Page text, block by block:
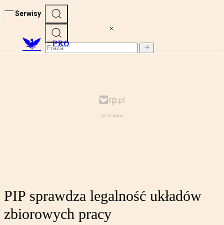
Serwisy
PRO
PIP sprawdza legalność układów
zbiorowych pracy